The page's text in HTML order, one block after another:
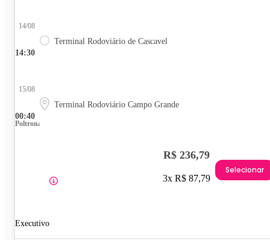
14:30
14/08
Terminal Rodoviário de Cascavel
00:40
15/08
Terminal Rodoviário Campo Grande
Poltrona
Executivo
R$ 236,79
3x R$ 87,79
Selecionar